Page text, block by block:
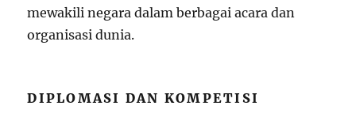
mewakili negara dalam berbagai acara dan
organisasi dunia.
DIPLOMASI DAN KOMPETISI